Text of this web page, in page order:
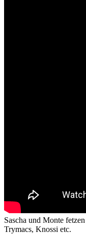
Sascha und Monte
Trymacs, Knossi etc.